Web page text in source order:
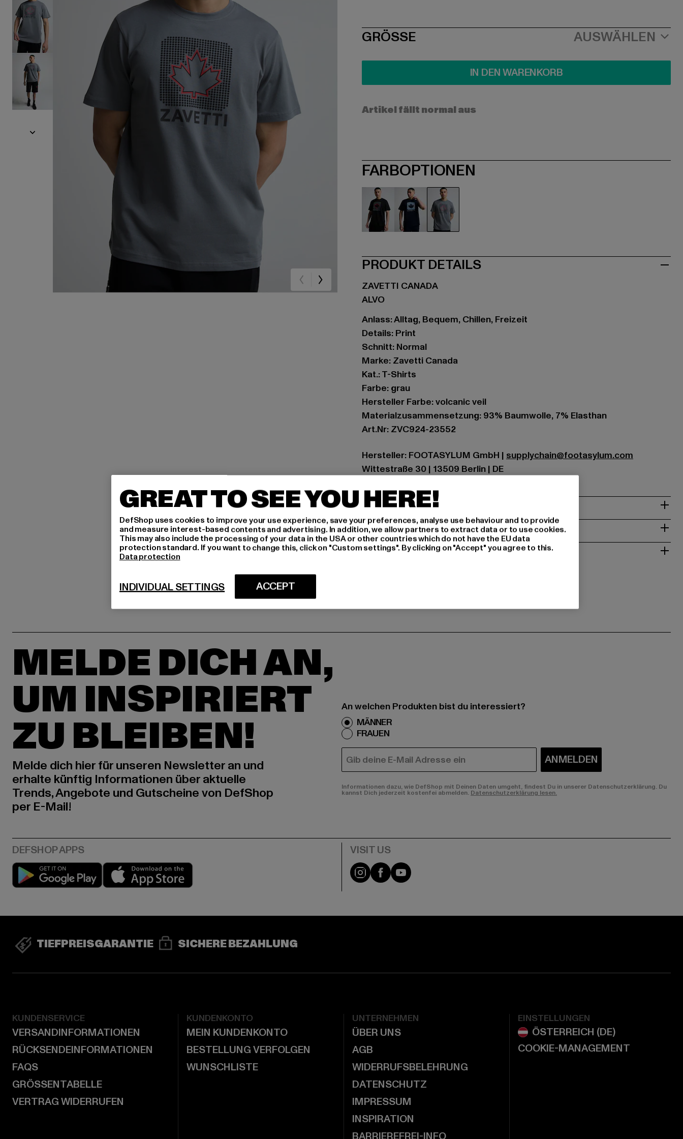
SIZE
GRÖSSE AUSWÄHLEN
IN DEN WARENKORB
Artikel fällt normal aus
FARBOPTIONEN
PRODUKT DETAILS
ZAVETTI CANADA
ALVO
Anlass: Alltag, Bequem, Chillen, Freizeit
Details: Print
Schnitt: Normal
Marke: Zavetti Canada
Kat.: T-Shirts
Farbe: grau
Hersteller Farbe: volcanic veil
Materialzusammensetzung: 93% Baumwolle, 7% Elasthan
Art.Nr: ZVC924-23552
Hersteller: FOOTASYLUM GmbH | supplychain@footasylum.com
Wittestraße 30 | 13509 Berlin | DE
GRÖSSE & PASSFORM
PFLEGEHINWEISE
LIEFERUNG & RÜCKGABE
MELDE DICH AN,
UM INSPIRIERT
ZU BLEIBEN!
Melde dich hier für unseren Newsletter an und
erhalte künftig Informationen über aktuelle
Trends, Angebote und Gutscheine von DefShop
per E-Mail!
An welchen Produkten bist du interessiert?
MÄNNER
FRAUEN
E-MAIL ANMELDEN
Informationen dazu, wie DefShop mit Deinen Daten umgeht, findest Du in unserer Datenschutzerklärung. Du
kannst Dich jederzeit kostenfei abmelden. Datenschutzerklärung lesen.
Play market Visit our Instagram page:
Visit our Facebook page:
Visit our YouTube channel:
TIEFPREISGARANTIE SICHERE BEZAHLUNG
KUNDENSERVICE
VERSANDINFORMATIONEN
RÜCKSENDEINFORMATIONEN
FAQS
GRÖSSENTABELLE
VERTRAG WIDERRUFEN
KUNDENKONTO
MEIN KUNDENKONTO
BESTELLUNG VERFOLGEN
WUNSCHLISTE
UNTERNEHMEN
ÜBER UNS
AGB
WIDERRUFSBELEHRUNG
DATENSCHUTZ
IMPRESSUM
INSPIRATION
EINSTELLUNGEN
COOKIE-MANAGEMENT
GREAT TO SEE YOU HERE!
DefShop uses cookies to improve your use experience, save your preferences, analyse use behaviour and to provide
and measure interest-based contents and advertising. In addition, we allow partners to extract data or to use cookies.
This may also include the processing of your data in the USA or other countries which do not have the EU data
protection standard. If you want to change this, click on "Custom settings". By clicking on "Accept" you agree to this.
Data protection
ACCEPT
INDIVIDUAL SETTINGS